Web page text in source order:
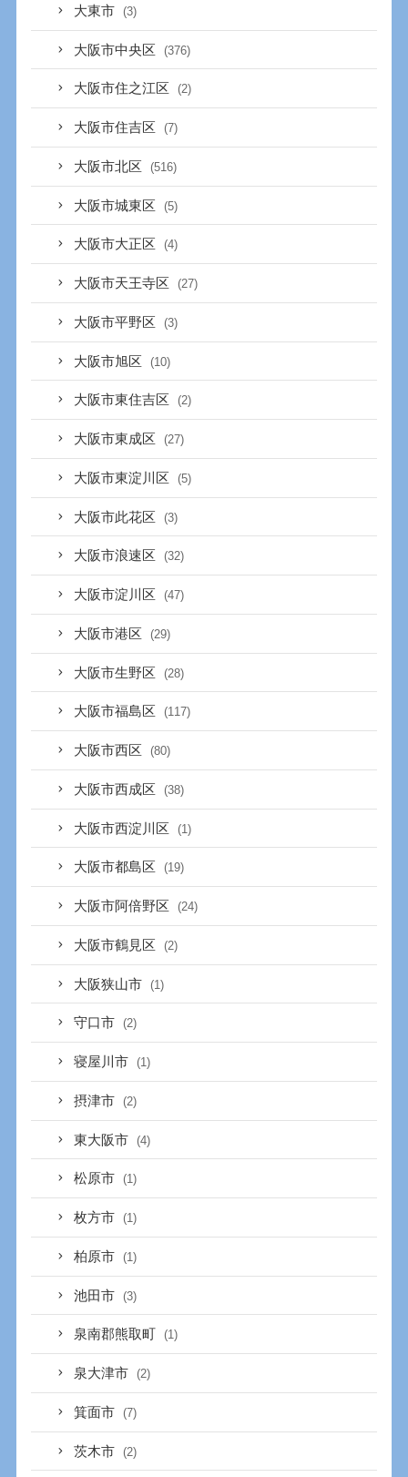
大東市 (3)
大阪市中央区 (376)
大阪市住之江区 (2)
大阪市住吉区 (7)
大阪市北区 (516)
大阪市城東区 (5)
大阪市大正区 (4)
大阪市天王寺区 (27)
大阪市平野区 (3)
大阪市旭区 (10)
大阪市東住吉区 (2)
大阪市東成区 (27)
大阪市東淀川区 (5)
大阪市此花区 (3)
大阪市浪速区 (32)
大阪市淀川区 (47)
大阪市港区 (29)
大阪市生野区 (28)
大阪市福島区 (117)
大阪市西区 (80)
大阪市西成区 (38)
大阪市西淀川区 (1)
大阪市都島区 (19)
大阪市阿倍野区 (24)
大阪市鶴見区 (2)
大阪狭山市 (1)
守口市 (2)
寝屋川市 (1)
摂津市 (2)
東大阪市 (4)
松原市 (1)
枚方市 (1)
柏原市 (1)
池田市 (3)
泉南郡熊取町 (1)
泉大津市 (2)
箕面市 (7)
茨木市 (2)